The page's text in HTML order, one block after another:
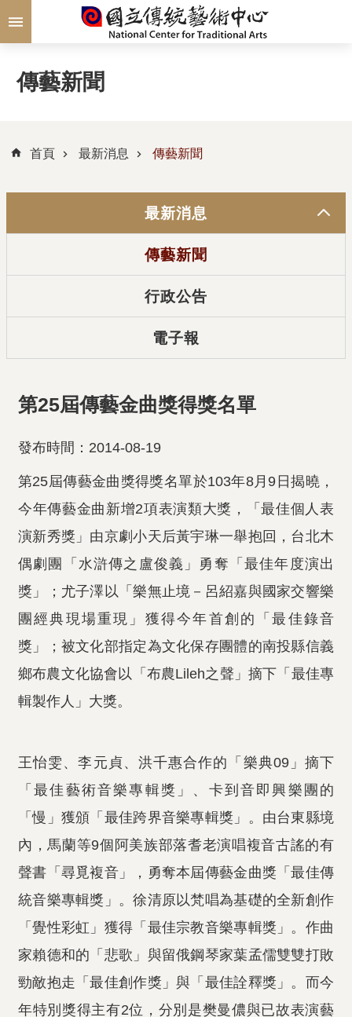
跳到主要內容區塊
傳藝新聞
首頁 最新消息 傳藝新聞
最新消息
傳藝新聞
行政公告
電子報
第25屆傳藝金曲獎得獎名單
發布時間：2014-08-19
第25屆傳藝金曲獎得獎名單於103年8月9日揭曉，
今年傳藝金曲新增2項表演類大獎，「最佳個人表
演新秀獎」由京劇小天后黃宇琳一舉抱回，台北木
偶劇團「水滸傳之盧俊義」勇奪「最佳年度演出
獎」；尤子澤以「樂無止境－呂紹嘉與國家交響樂
團經典現場重現」獲得今年首創的「最佳錄音
獎」；被文化部指定為文化保存團體的南投縣信義
鄉布農文化協會以「布農Lileh之聲」摘下「最佳專
輯製作人」大獎。
王怡雯、李元貞、洪千惠合作的「樂典09」摘下
「最佳藝術音樂專輯獎」、卡到音即興樂團的
「慢」獲頒「最佳跨界音樂專輯獎」。由台東縣境
內，馬蘭等9個阿美族部落耆老演唱複音古謠的有
聲書「尋覓複音」，勇奪本屆傳藝金曲獎「最佳傳
統音樂專輯獎」。徐清原以梵唱為基礎的全新創作
「覺性彩虹」獲得「最佳宗教音樂專輯獎」。作曲
家賴德和的「悲歌」與留俄鋼琴家葉孟儒雙雙打敗
勁敵抱走「最佳創作獎」與「最佳詮釋獎」。而今
年特別獎得主有2位，分別是樊曼儂與已故表演藝